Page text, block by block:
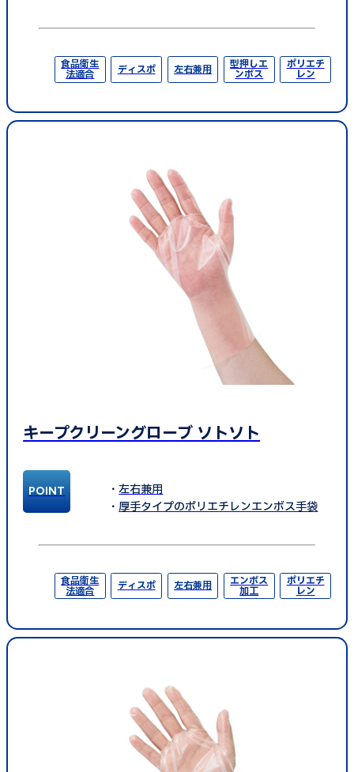
食品衛生
法適合 ディスポ 左右兼用 型押しエ
ンボス
ポリエチ
レン
キープクリーングローブ ソトソト
左右兼用
厚手タイプのポリエチレンエンボス手袋
食品衛生
法適合 ディスポ 左右兼用 エンボス
加工
ポリエチ
レン